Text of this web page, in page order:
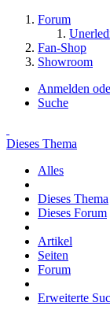
Forum
Fan-Shop
Showroom
Anmelden
Suche
Dieses Thema
Alles
Dieses Thema
Dieses Forum
Artikel
Seiten
Forum
Erweiterte